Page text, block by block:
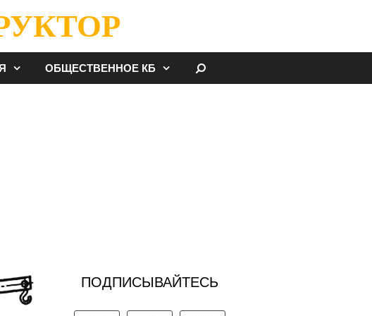
ОБЩЕСТВЕННОЕ КБ
ПОДПИСЫВАЙТЕСЬ